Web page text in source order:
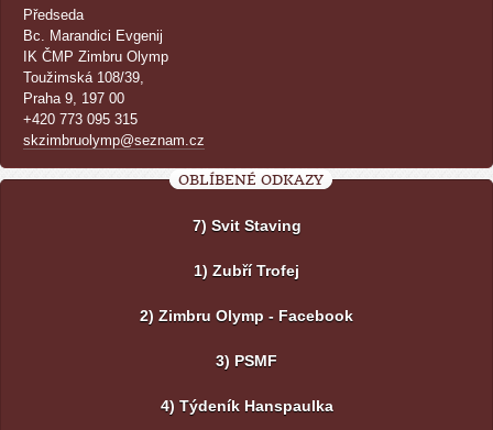
Předseda
Bc. Marandici Evgenij
IK ČMP Zimbru Olymp
Toužimská 108/39,
Praha 9, 197 00
+420 773 095 315
skzimbruolymp@seznam.cz
OBLÍBENÉ ODKAZY
7) Svit Staving
1) Zubří Trofej
2) Zimbru Olymp - Facebook
3) PSMF
4) Týdeník Hanspaulka